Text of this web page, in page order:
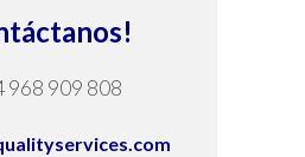
968 909 808